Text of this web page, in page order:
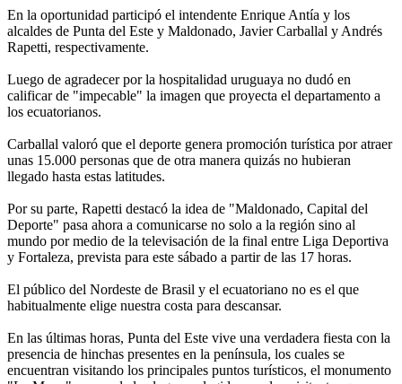
En la oportunidad participó el intendente Enrique Antía y los
alcaldes de Punta del Este y Maldonado, Javier Carballal y Andrés
Rapetti, respectivamente.
Luego de agradecer por la hospitalidad uruguaya no dudó en
calificar de "impecable" la imagen que proyecta el departamento a
los ecuatorianos.
Carballal valoró que el deporte genera promoción turística por atraer
unas 15.000 personas que de otra manera quizás no hubieran
llegado hasta estas latitudes.
Por su parte, Rapetti destacó la idea de "Maldonado, Capital del
Deporte" pasa ahora a comunicarse no solo a la región sino al
mundo por medio de la televisación de la final entre Liga Deportiva
y Fortaleza, prevista para este sábado a partir de las 17 horas.
El público del Nordeste de Brasil y el ecuatoriano no es el que
habitualmente elige nuestra costa para descansar.
En las últimas horas, Punta del Este vive una verdadera fiesta con la
presencia de hinchas presentes en la península, los cuales se
encuentran visitando los principales puntos turísticos, el monumento